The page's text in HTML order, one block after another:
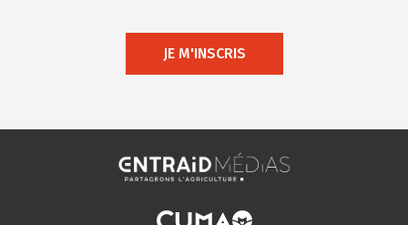
JE M'INSCRIS